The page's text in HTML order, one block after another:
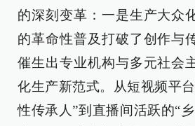
的深刻变革：一是生产大众
的革命性普及打破了创作与
催生出专业机构与多元社会
化生产新范式。从短视频平
性传承人”到直播间活跃的“